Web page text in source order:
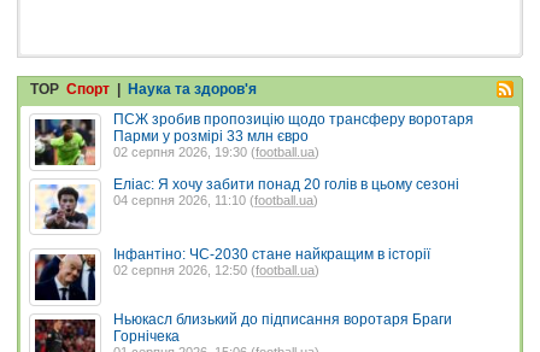
TOP Спорт
Наука та здоров'я
ПСЖ зробив пропозицію щодо трансферу воротаря
Парми у розмірі 33 млн євро
02 серпня 2026, 19:30 (football.ua)
Еліас: Я хочу забити понад 20 голів в цьому сезоні
04 серпня 2026, 11:10 (football.ua)
Інфантіно: ЧС-2030 стане найкращим в історії
02 серпня 2026, 12:50 (football.ua)
Ньюкасл близький до підписання воротаря Браги
Горнічека